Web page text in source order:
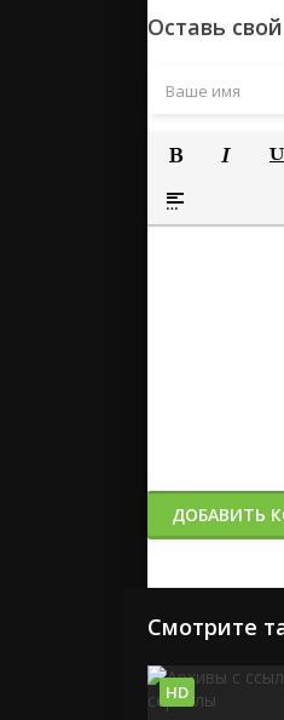
Оставь
Полужирный
Вставка
ДОБАВИТЬ
Смотрите
HD